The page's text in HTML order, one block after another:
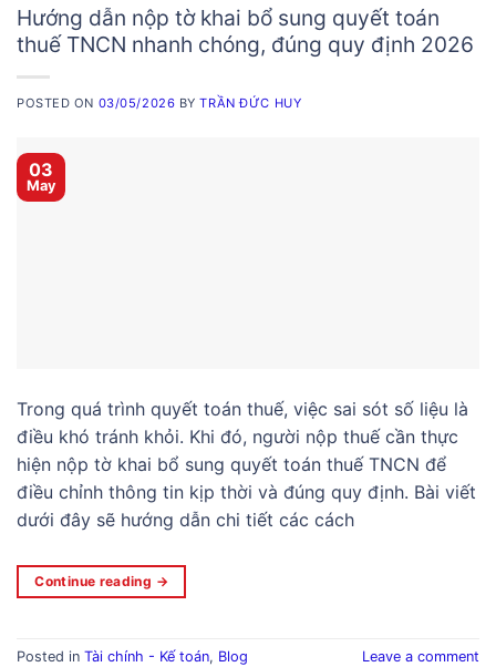
Hướng dẫn nộp tờ khai bổ sung quyết toán
thuế TNCN nhanh chóng, đúng quy định 2026
POSTED ON 03/05/2026 BYTRẦN ĐỨC HUY
03
May
Trong quá trình quyết toán thuế, việc sai sót số liệu là
điều khó tránh khỏi. Khi đó, người nộp thuế cần thực
hiện nộp tờ khai bổ sung quyết toán thuế TNCN để
điều chỉnh thông tin kịp thời và đúng quy định. Bài viết
dưới đây sẽ hướng dẫn chi tiết các cách
Continue reading →
Posted in Tài chính - Kế toán, Blog Leave a comment